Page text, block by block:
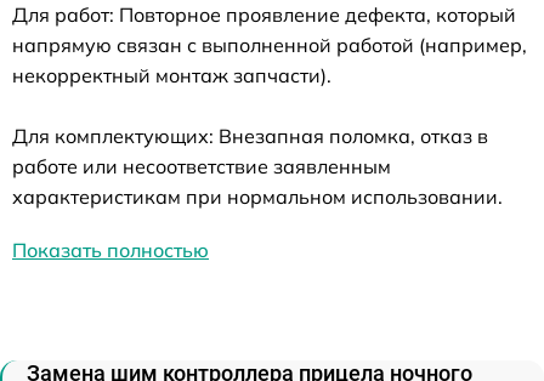
Для работ: Повторное проявление дефекта, который
напрямую связан с выполненной работой (например,
некорректный монтаж запчасти).
Для комплектующих: Внезапная поломка, отказ в
работе или несоответствие заявленным
характеристикам при нормальном использовании.
Показать полностью
Замена шим контроллера прицела ночного